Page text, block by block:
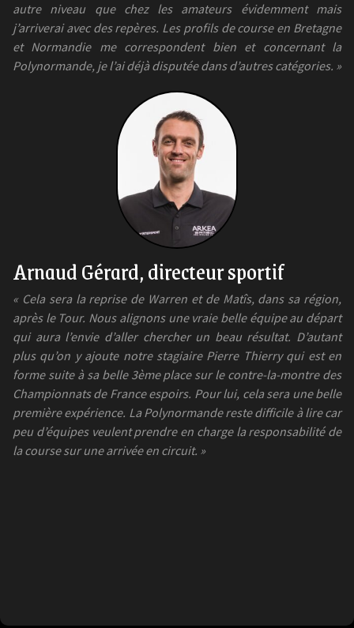
autre niveau que chez les amateurs évidemment mais
j’arriverai avec des repères. Les profils de course en Bretagne
et Normandie me correspondent bien et concernant la
Polynormande, je l’ai déjà disputée dans d’autres catégories. »
Arnaud Gérard, directeur sportif
« Cela sera la reprise de Warren et de Matîs, dans sa région,
après le Tour. Nous alignons une vraie belle équipe au départ
qui aura l’envie d’aller chercher un beau résultat. D’autant
plus qu’on y ajoute notre stagiaire Pierre Thierry qui est en
forme suite à sa belle 3ème place sur le contre-la-montre des
Championnats de France espoirs. Pour lui, cela sera une belle
première expérience. La Polynormande reste difficile à lire car
peu d’équipes veulent prendre en charge la responsabilité de
la course sur une arrivée en circuit. »